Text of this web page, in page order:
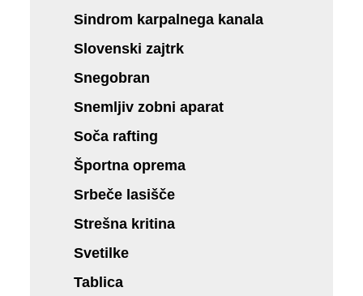
Sindrom karpalnega kanala
Slovenski zajtrk
Snegobran
Snemljiv zobni aparat
Soča rafting
Športna oprema
Srbeče lasišče
Strešna kritina
Svetilke
Tablica